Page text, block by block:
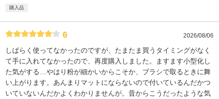
購入品
6 2026/08/06
しばらく使ってなかったのですが、たまたま買うタイミングがなく
て手に入れてなかったので、再度購入しました。ますます小型化し
た気がする…やはり粉が細かいからこそか、ブラシで取るときに舞
い上がります。あんまりマットにならないので付いているんだかつ
いていないんだかよくわかりませんが。昔からこうだったような気